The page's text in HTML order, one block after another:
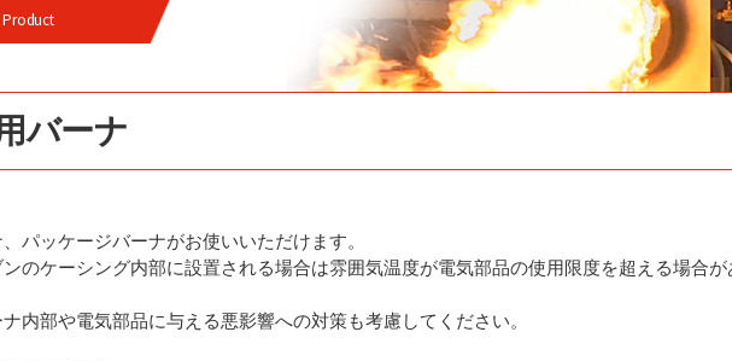
Product
バーナ
パッケージバーナがお使いいただけます。
のケーシング内部に設置される場合は雰囲気温度が電気部品の使用限度を超える場合
内部や電気部品に与える悪影響への対策も考慮してください。